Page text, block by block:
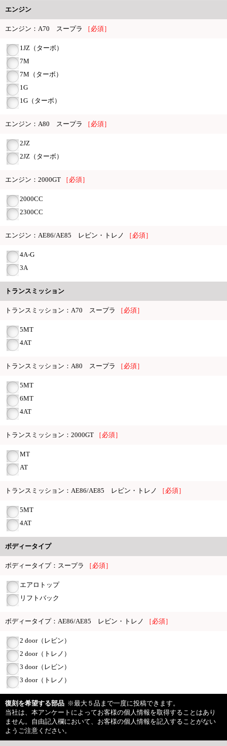
エンジン
エンジン：A70 スープラ ［必須］
1JZ（ターボ）
7M
7M（ターボ）
1G
1G（ターボ）
エンジン：A80 スープラ ［必須］
2JZ
2JZ（ターボ）
エンジン：2000GT ［必須］
2000CC
2300CC
エンジン：AE86/AE85 レビン・トレノ ［必須］
4A-G
3A
トランスミッション
トランスミッション：A70 スープラ ［必須］
5MT
4AT
トランスミッション：A80 スープラ ［必須］
5MT
6MT
4AT
トランスミッション：2000GT ［必須］
MT
AT
トランスミッション：AE86/AE85 レビン・トレノ ［必須］
5MT
4AT
ボディータイプ
ボディータイプ：スープラ ［必須］
エアロトップ
リフトバック
ボディータイプ：AE86/AE85 レビン・トレノ ［必須］
2 door（レビン）
2 door（トレノ）
3 door（レビン）
3 door（トレノ）
復刻を希望する部品 ※最大５品まで一度に投稿できます。
当社は、本アンケートによってお客様の個人情報を取得することはあり
ません。自由記入欄において、お客様の個人情報を記入することがない
ようご注意ください。